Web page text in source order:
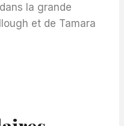
la grande
et de Tamara